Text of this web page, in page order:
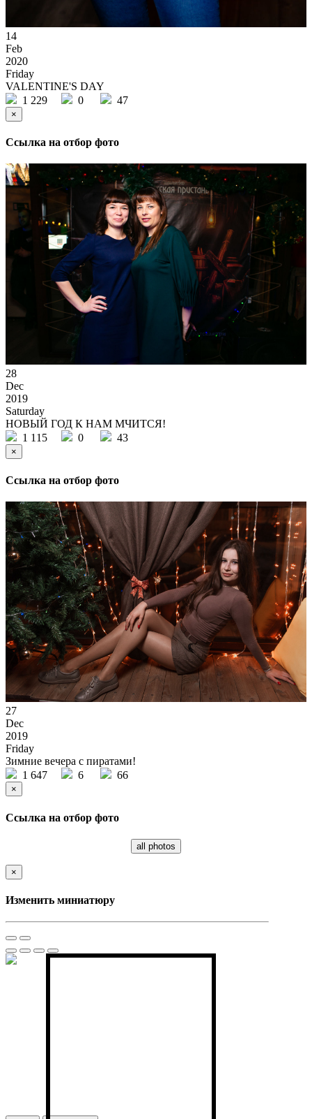
14
Feb
2020
Friday
VALENTINE'S DAY
1 229
0 47
×
Ссылка на отбор фото
28
Dec
2019
Saturday
НОВЫЙ ГОД К НАМ МЧИТСЯ!
1 115
0 43
×
Ссылка на отбор фото
27
Dec
2019
Friday
Зимние вечера с пиратами!
1 647
6 66
×
Ссылка на отбор фото
all photos
×
Изменить миниатюру